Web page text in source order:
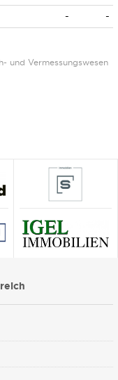
- -
und Vermessungswesen